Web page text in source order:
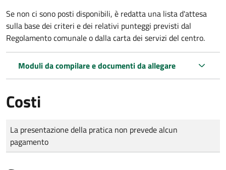
Se non ci sono posti disponibili, è redatta una lista d'attesa
sulla base dei criteri e dei relativi punteggi previsti dal
Regolamento comunale o dalla carta dei servizi del centro.
Moduli da compilare e documenti da allegare
Costi
Tipo di pagamento
Importo
La presentazione della pratica non prevede alcun
pagamento